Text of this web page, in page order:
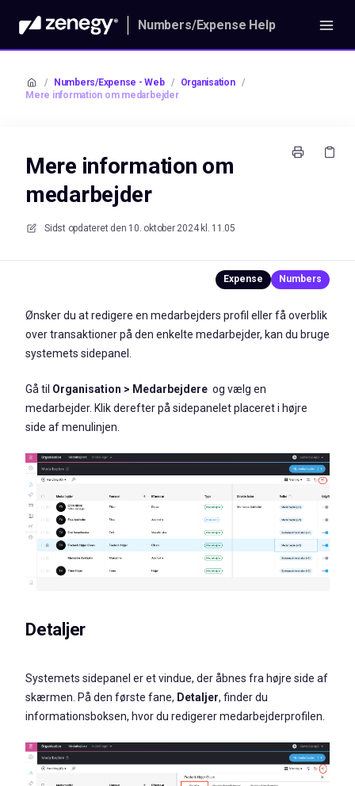
Numbers/Expense Help
/ Numbers/Expense - Web / Organisation /
Mere information om medarbejder
Mere information om
medarbejder
Sidst opdateret den 10. oktober 2024 kl. 11.05
Ønsker du at redigere en medarbejders profil eller få overblik
over transaktioner på den enkelte medarbejder, kan du bruge
systemets sidepanel.
Gå til Organisation > Medarbejdere og vælg en
medarbejder. Klik derefter på sidepanelet placeret i højre
side af menulinjen.
Detaljer
Systemets sidepanel er et vindue, der åbnes fra højre side af
skærmen. På den første fane, Detaljer, finder du
informationsboksen, hvor du redigerer medarbejderprofilen.